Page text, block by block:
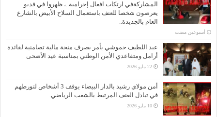
المشاركةفي ارتكاب افعال إجرامية..، ظهروا في فديو
يعرضون شخصا للعنف باستعمال السلاح الأبيض بالشارع
العام بالجديدة..
‏أسبوعين مضت
عبد اللطيف حموشي يأمر بصرف منحة مالية تضامنية لفائدة
أرامل ومتقاعدي الأمن الوطني بمناسبة عيد الأضحى
22 مايو 2026
أمن مولاي رشيد بالدار البيضاء يوقف 3 أشخاص لتورطهم
في تبادل العنف المرتبط بالشغب الرياضي.
10 مايو 2026